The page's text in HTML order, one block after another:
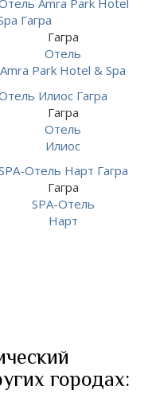
Гагра
Отель
Amra Park Hotel & Spa
Гагра
Отель
Илиос
Гагра
SPA-Отель
Нарт
городах: